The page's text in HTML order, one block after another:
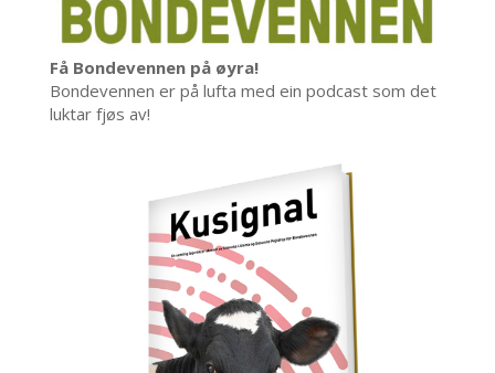
Få Bondevennen på øyra!
Bondevennen er på lufta med ein podcast som det
luktar fjøs av!